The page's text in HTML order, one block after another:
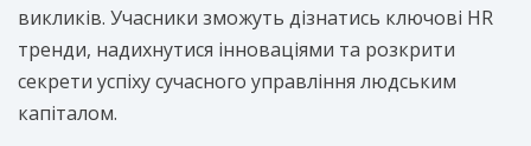
викликів. Учасники зможуть дізнатись ключові HR
тренди, надихнутися інноваціями та розкрити
секрети успіху сучасного управління людським
капіталом.